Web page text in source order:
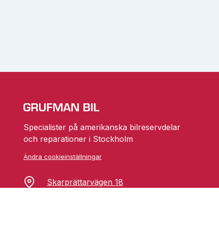
Specialister på amerikanska bilreservdelar
och reparationer i Stockholm
Ändra cookieinställningar
Skarprättarvägen 18